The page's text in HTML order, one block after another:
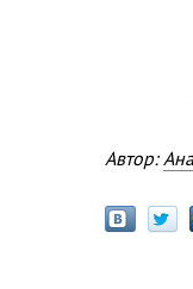
Автор: